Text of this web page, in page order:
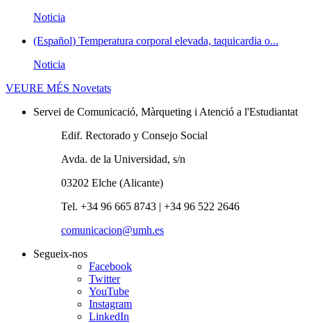
Noticia
(Español) Temperatura corporal elevada, taquicardia o...
Noticia
VEURE MÉS Novetats
Servei de Comunicació, Màrqueting i Atenció a l'Estudiantat
Edif. Rectorado y Consejo Social
Avda. de la Universidad, s/n
03202 Elche (Alicante)
Tel. +34 96 665 8743 | +34 96 522 2646
comunicacion@umh.es
Segueix-nos
Facebook
Twitter
YouTube
Instagram
LinkedIn